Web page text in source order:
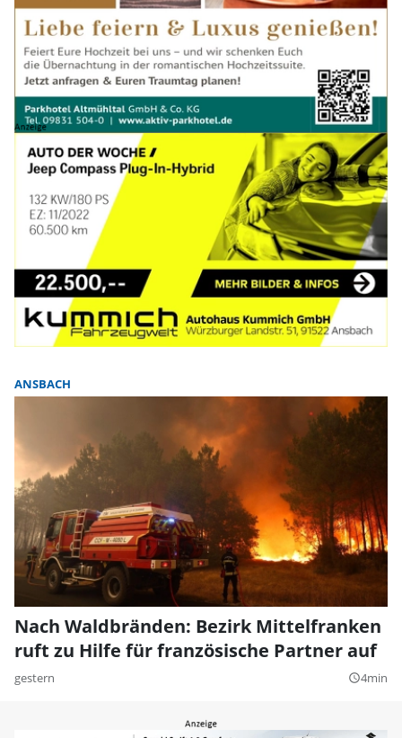
ANSBACH
Nach Waldbränden: Bezirk Mittelfranken
ruft zu Hilfe für französische Partner auf
gestern query_builder4min